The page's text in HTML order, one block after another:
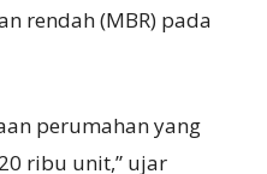
rendah (MBR) pada
perumahan yang
ribu unit,” ujar